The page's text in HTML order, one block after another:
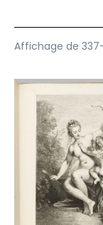
CHODERLOS
CICERO Marcus
CONDILLAC
CONSTANT
COQUILLART
CORNEILLE
COTIN Charles
COURTIN
DALÍ Salvador
DANTE
DANTE
Illustrations
Illustrations XVe
Illustrations XXe
Incunable
Italie
Jardins
Littérature
Littérature du
Littérature du
Littérature du
Affichage de